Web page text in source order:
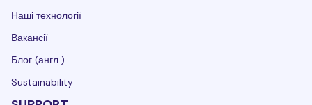
Наші технології
Вакансії
Блог (англ.)
Sustainability